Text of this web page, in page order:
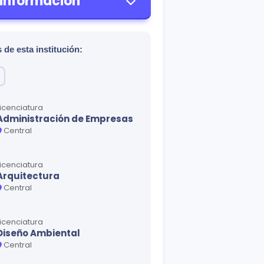
de esta institución:
de Empresas
Central
Central
Ambiental
Central